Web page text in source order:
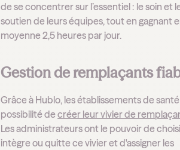
de se concentrer sur l’essentiel : le soin et
soutien de leurs équipes, tout en gagnant
moyenne 2,5 heures par jour.
Gestion de remplaçants
Grâce à Hublo, les établissements de
possibilité decréer leur vivier de
Les administrateurs ont le pouvoir de
intègre ou quitte ce vivier et d'assigner les